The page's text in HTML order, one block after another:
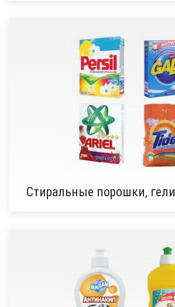
Стиральные порошки, гели